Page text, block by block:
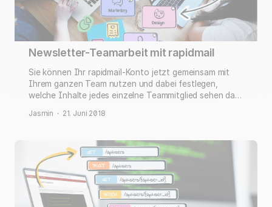
Newsletter-Teamarbeit mit rapidmail
Sie können Ihr rapidmail-Konto jetzt gemeinsam mit
Ihrem ganzen Team nutzen und dabei festlegen,
welche Inhalte jedes einzelne Teammitglied sehen darf
erfüllen Sie auch bei mehreren Benutzern im Konto
Jasmin · 21. Juni 2018